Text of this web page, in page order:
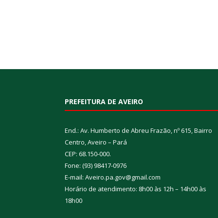
PREFEITURA DE AVEIRO
End.: Av. Humberto de Abreu Frazão, nº 615, Bairro
Centro, Aveiro – Pará
CEP: 68.150-000.
Fone: (93) 98417-0976
E-mail: Aveiro.pa.gov@gmail.com
Horário de atendimento: 8h00 às 12h – 14h00 às
18h00